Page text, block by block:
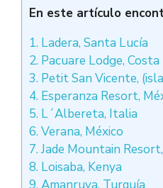
En este artículo
1. Ladera, Santa Lucía
2. Pacuare Lodge, Costa
3. Petit San Vicente,
4. Esperanza Resort,
5. L´Albereta, Italia
6. Verana, México
7. Jade Mountain
8. Loisaba, Kenya